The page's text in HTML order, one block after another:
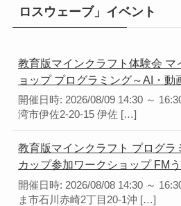
ロスウェーブ」イベント
教育版マインクラフト体験会 マ
ョップ プログラミング～AI・動
開催日時: 2026/08/09 14:30 ～
湾市伊佐2-20-15 伊佐 […]
教育版マインクラフト プログラ
カップ参加ワークショップ FM
開催日時: 2026/08/08 14:30 ～
ま市石川赤崎2丁目20-1沖 […]